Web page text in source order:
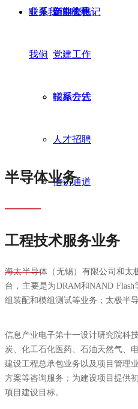
企业大事记
定期公告
新闻资讯
党建工作
招标公告
业务
联系我们 联系
我们
联系方式
人才招聘
信访通道
半导体业务
———
海太半导体（无锡）有限公司和太
台，主要是为DRAM和NAND
组装配和模组测试等业务；太极半
工程技术服务业务
———
信息产业电子第十一设计研究院科
炭、化工石化医药、石油天然气、
建设工程总承包业务以及项目管理
方案等咨询服务；为建设项目提供
项目建设目标。